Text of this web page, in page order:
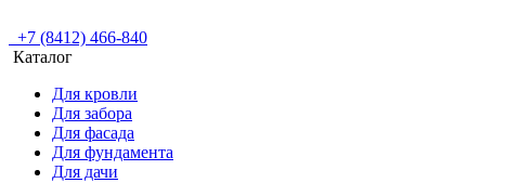
+7 (8412) 466-840
Каталог
Для кровли
Для забора
Для фасада
Для фундамента
Для дачи